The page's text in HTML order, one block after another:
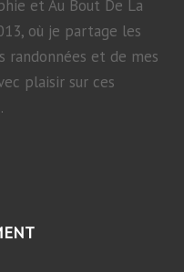
et Au Bout De La
où je partage les
randonnées et de mes
plaisir sur ces